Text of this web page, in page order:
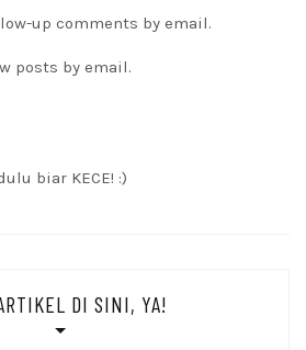
up comments by email.
posts by email.
biar KECE! :)
DI SINI, YA!